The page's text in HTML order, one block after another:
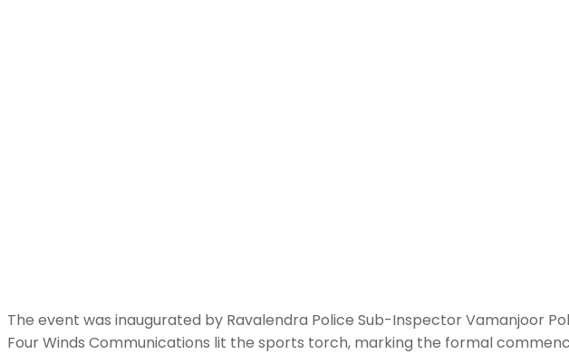
The event was inaugurated by Ravalendra Police Sub-Inspector Vamanjoor
Four Winds Communications lit the sports torch, marking the formal